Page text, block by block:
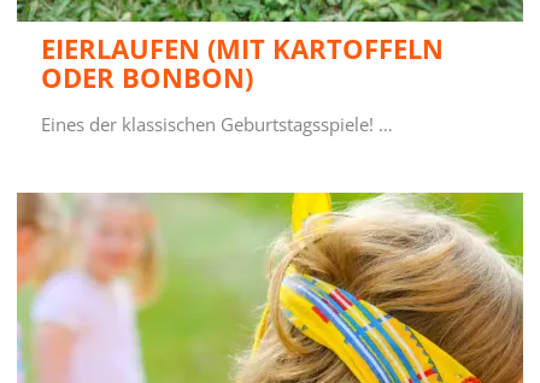
EIERLAUFEN (MIT KARTOFFELN
ODER BONBON)
Eines der klassischen Geburtstagsspiele! …